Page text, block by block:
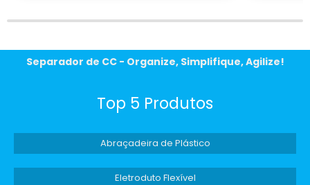
Separador de CC - Organize, Simplifique, Agilize!
Top 5 Produtos
Abraçadeira de Plástico
Eletroduto Flexível